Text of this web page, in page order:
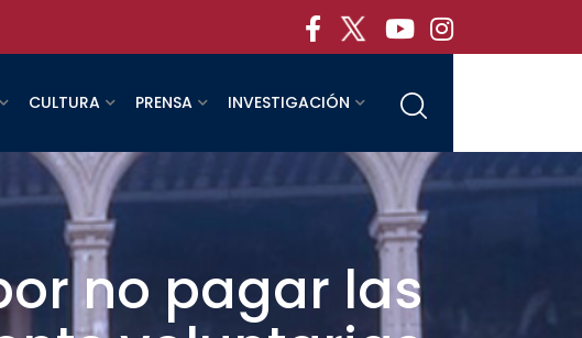
CULTURA PRENSA INVESTIGACIÓN
no pagar las